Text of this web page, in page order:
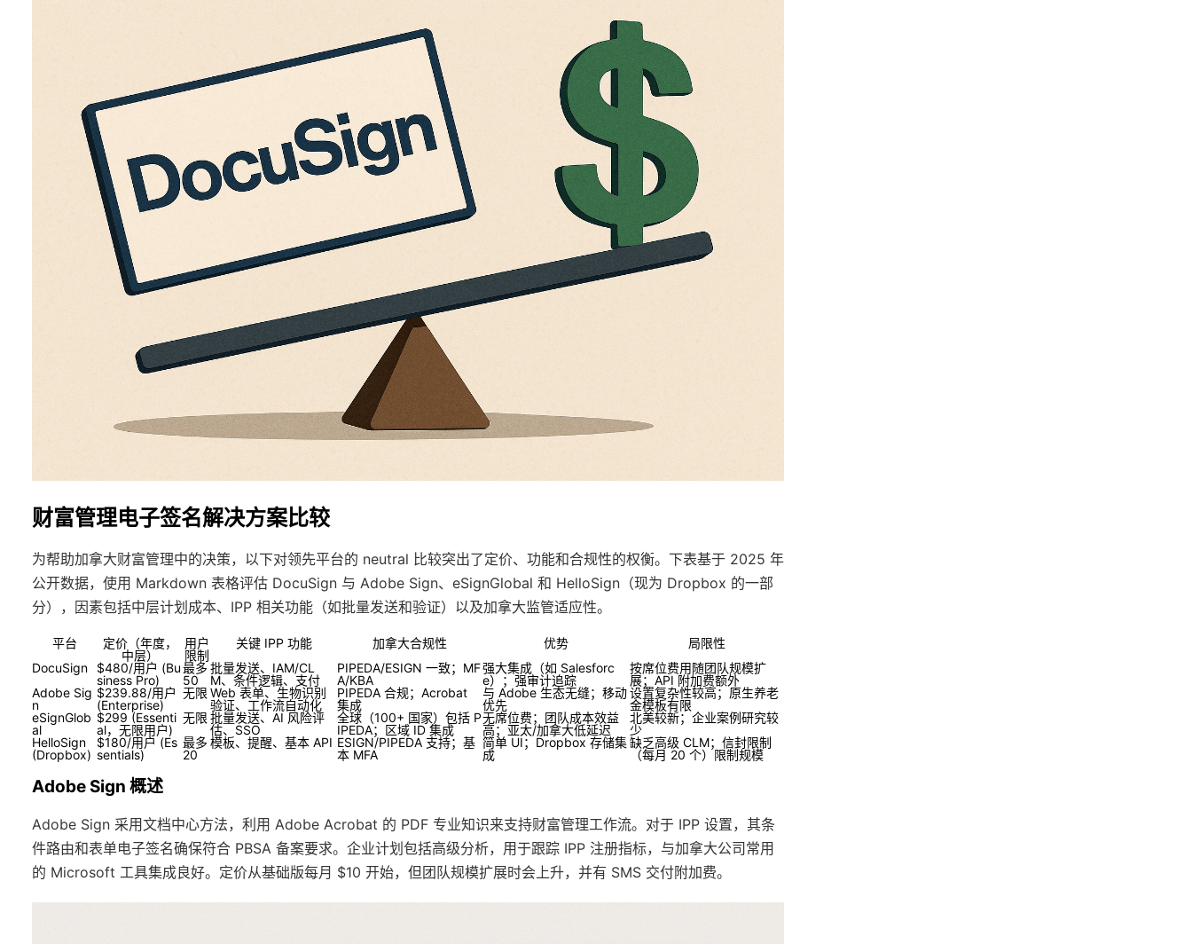
财富管理电子签名解决方案比较
为帮助加拿大财富管理中的决策，以下对领先平台的 neutral 比较突出了定价、功能和合规性的权衡。下表基于 2025 年
公开数据，使用 Markdown 表格评估 DocuSign 与 Adobe Sign、eSignGlobal 和 HelloSign（现为 Dropbox 的一部
分），因素包括中层计划成本、IPP 相关功能（如批量发送和验证）以及加拿大监管适应性。
平台
定价（年度，
中层）
用户
限制
关键 IPP 功能 加拿大合规性 优势
局限性
DocuSign
$480/用户 (Bu
siness Pro)
最多
50
批量发送、IAM/CL
M、条件逻辑、支付
PIPEDA/ESIGN 一致；MF
A/KBA
强大集成（如 Salesforc
e）；强审计追踪
按席位费用随团队规模扩
展；API 附加费额外
Adobe Sig
n
$239.88/用户
(Enterprise)
无限 Web 表单、生物识别
验证、工作流自动化
PIPEDA 合规；Acrobat
集成
与 Adobe 生态无缝；移动
优先
设置复杂性较高；原生养老
金模板有限
eSignGlob
al
$299 (Essenti
al，无限用户)
无限 批量发送、AI 风险评
估、SSO
全球（100+ 国家）包括 P
IPEDA；区域 ID 集成
无席位费；团队成本效益
高；亚太/加拿大低延迟
北美较新；企业案例研究较
少
HelloSign
(Dropbox)
$180/用户 (Es
sentials)
最多
20
模板、提醒、基本 API ESIGN/PIPEDA 支持；基
本 MFA
简单 UI；Dropbox 存储集
成
缺乏高级 CLM；信封限制
（每月 20 个）限制规模
Adobe Sign 概述
Adobe Sign 采用文档中心方法，利用 Adobe Acrobat 的 PDF 专业知识来支持财富管理工作流。对于 IPP 设置，其条
件路由和表单电子签名确保符合 PBSA 备案要求。企业计划包括高级分析，用于跟踪 IPP 注册指标，与加拿大公司常用
的 Microsoft 工具集成良好。定价从基础版每月 $10 开始，但团队规模扩展时会上升，并有 SMS 交付附加费。